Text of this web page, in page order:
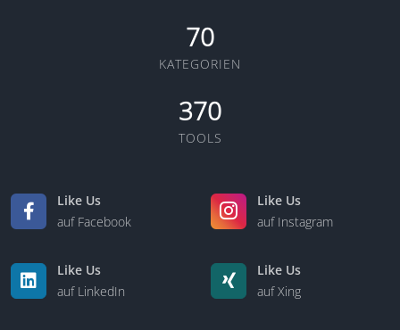
70
KATEGORIEN
370
TOOLS
Like Us
auf Facebook
Like Us
auf Instagram
Like Us
auf LinkedIn
Like Us
auf Xing